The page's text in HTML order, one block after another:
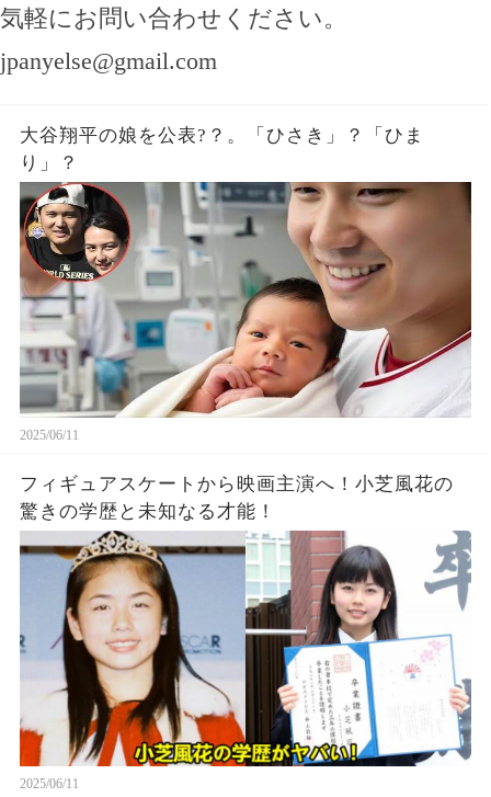
気軽にお問い合わせください。
jpanyelse@gmail.com
大谷翔平の娘を公表?？。「ひさき」？「ひま
り」？
2025/06/11
フィギュアスケートから映画主演へ！小芝風花の
驚きの学歴と未知なる才能！
2025/06/11